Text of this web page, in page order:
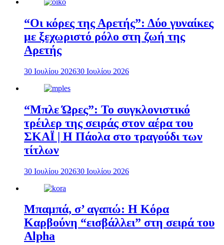
“Οι κόρες της Αρετής”: Δύο γυναίκες
με ξεχωριστό ρόλο στη ζωή της
Αρετής
30 Ιουλίου 202630 Ιουλίου 2026
“Μπλε Ώρες”: Το συγκλονιστικό
τρέιλερ της σειράς στον αέρα του
ΣΚΑΪ | Η Πάολα στο τραγούδι των
τίτλων
30 Ιουλίου 202630 Ιουλίου 2026
Μπαμπά, σ’ αγαπώ: Η Κόρα
Καρβούνη “εισβάλλει” στη σειρά του
Alpha